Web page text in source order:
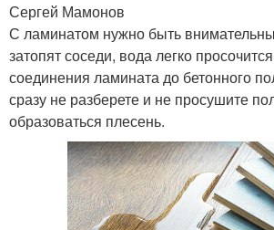
Сергей Мамонов
С ламинатом нужно быть
затопят соседи, вода легко
соединения ламината до бетонного
сразу не разберете и не просушите
образоваться плесень.